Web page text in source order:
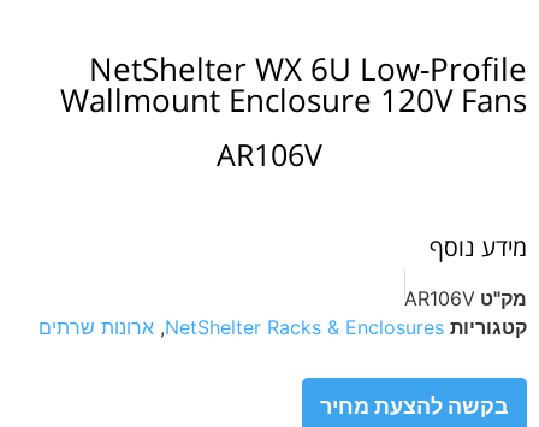
NetShelter WX 6U Low-Profile
Wallmount Enclosure 120V Fans
AR106V
מידע נוסף
מק"ט AR106V
קטגוריות NetShelter Racks & Enclosures
, ארונות שרתים
בקשה להצעת מחיר